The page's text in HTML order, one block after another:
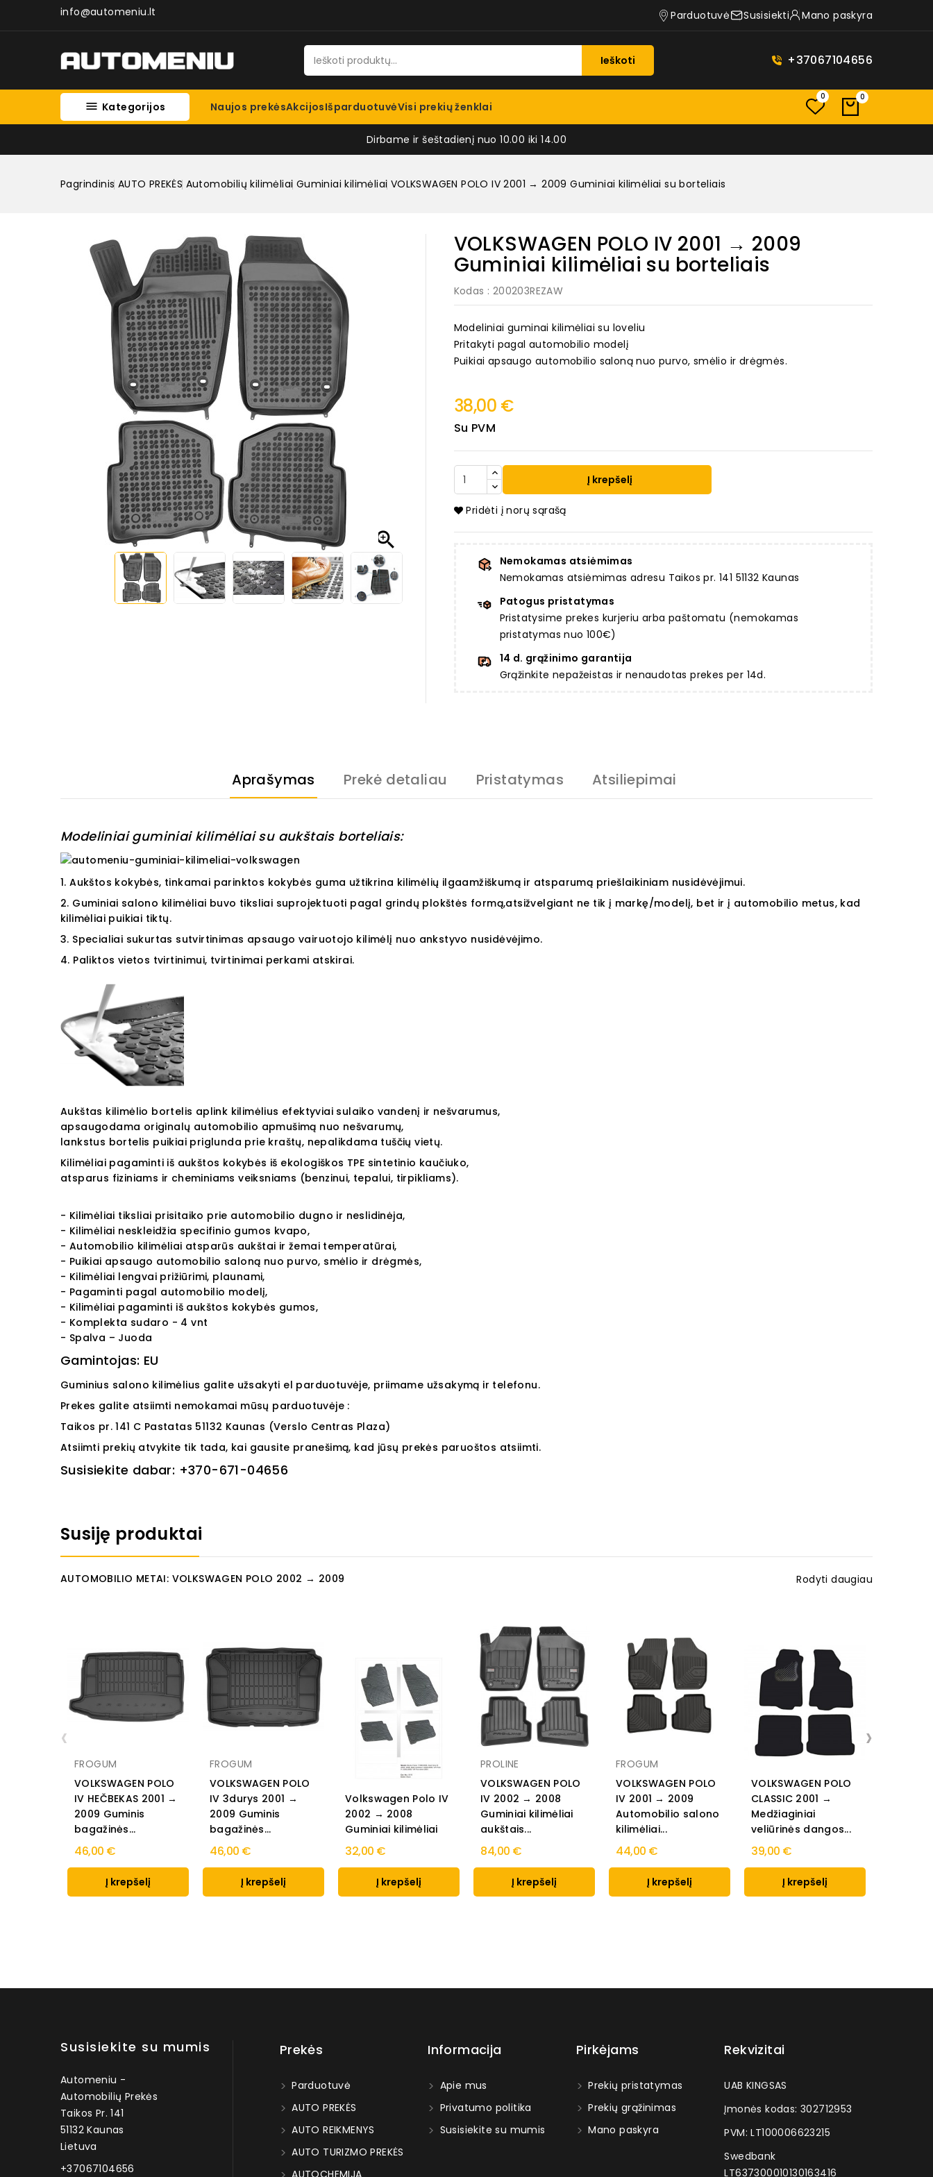
info@automeniu.lt Parduotuvė Susisiekti Mano paskyra
Ieškoti +37067104656
 Kategorijos Naujos prekėsAkcijosIšparduotuvėVisi prekių ženklai
0 0
Dirbame ir šeštadienį nuo 10.00 iki 14.00
Pagrindinis AUTO PREKĖS Automobilių kilimėliai Guminiai kilimėliai VOLKSWAGEN POLO IV 2001 → 2009 Guminiai kilimėliai su borteliais

VOLKSWAGEN POLO IV 2001 → 2009
Guminiai kilimėliai su borteliais
Kodas : 200203REZAW
Modeliniai guminai kilimėliai su loveliu
Pritakyti pagal automobilio modelį
Puikiai apsaugo automobilio saloną nuo purvo, smėlio ir drėgmės.
38,00 €
Su PVM
Į krepšelį
Pridėti į norų sąrašą
Nemokamas atsiėmimas
Nemokamas atsiėmimas adresu Taikos pr. 141 51132 Kaunas
Patogus pristatymas
Pristatysime prekes kurjeriu arba paštomatu (nemokamas
pristatymas nuo 100€)
14 d. grąžinimo garantija
Grąžinkite nepažeistas ir nenaudotas prekes per 14d.
Aprašymas Prekė detaliau Pristatymas Atsiliepimai
Modeliniai guminiai kilimėliai su aukštais borteliais:
1. Aukštos kokybės, tinkamai parinktos kokybės guma užtikrina kilimėlių ilgaamžiškumą ir atsparumą priešlaikiniam nusidėvėjimui.
2. Guminiai salono kilimėliai buvo tiksliai suprojektuoti pagal grindų plokštės formą,atsižvelgiant ne tik į markę/modelį, bet ir į automobilio metus, kad
kilimėliai puikiai tiktų.
3. Specialiai sukurtas sutvirtinimas apsaugo vairuotojo kilimėlį nuo ankstyvo nusidėvėjimo.
4. Paliktos vietos tvirtinimui, tvirtinimai perkami atskirai.
Aukštas kilimėlio bortelis aplink kilimėlius efektyviai sulaiko vandenį ir nešvarumus,
apsaugodama originalų automobilio apmušimą nuo nešvarumų,
lankstus bortelis puikiai priglunda prie kraštų, nepalikdama tuščių vietų.
Kilimėliai pagaminti iš aukštos kokybės iš ekologiškos TPE sintetinio kaučiuko,
atsparus fiziniams ir cheminiams veiksniams (benzinui, tepalui, tirpikliams).
- Kilimėliai tiksliai prisitaiko prie automobilio dugno ir neslidinėja,
- Kilimėliai neskleidžia specifinio gumos kvapo,
- Automobilio kilimėliai atsparūs aukštai ir žemai temperatūrai,
- Puikiai apsaugo automobilio saloną nuo purvo, smėlio ir drėgmės,
- Kilimėliai lengvai prižiūrimi, plaunami,
- Pagaminti pagal automobilio modelį,
- Kilimėliai pagaminti iš aukštos kokybės gumos,
- Komplekta sudaro - 4 vnt
- Spalva – Juoda
Gamintojas: EU
Guminius salono kilimėlius galite užsakyti el parduotuvėje, priimame užsakymą ir telefonu.
Prekes galite atsiimti nemokamai mūsų parduotuvėje :
Taikos pr. 141 C Pastatas 51132 Kaunas (Verslo Centras Plaza)
Atsiimti prekių atvykite tik tada, kai gausite pranešimą, kad jūsų prekės paruoštos atsiimti.
Susisiekite dabar: +370-671-04656
Susiję produktai
AUTOMOBILIO METAI: VOLKSWAGEN POLO 2002 → 2009 Rodyti daugiau
FROGUM
VOLKSWAGEN POLO
IV HEČBEKAS 2001 →
2009 Guminis
bagažinės...
46,00 €
Į krepšelį
FROGUM
VOLKSWAGEN POLO
IV 3durys 2001 →
2009 Guminis
bagažinės...
46,00 €
Į krepšelį
Volkswagen Polo IV
2002 → 2008
Guminiai kilimėliai
32,00 €
Į krepšelį
PROLINE
VOLKSWAGEN POLO
IV 2002 → 2008
Guminiai kilimėliai
aukštais...
84,00 €
Į krepšelį
FROGUM
VOLKSWAGEN POLO
IV 2001 → 2009
Automobilio salono
kilimėliai...
44,00 €
Į krepšelį
VOLKSWAGEN POLO
CLASSIC 2001 →
Medžiaginiai
veliūrinės dangos...
39,00 €
Į krepšelį
‹ ›
Susisiekite su mumis
Automeniu -
Automobilių Prekės
Taikos Pr. 141
51132 Kaunas
Lietuva
+37067104656
Prekės
Parduotuvė
AUTO PREKĖS
AUTO REIKMENYS
AUTO TURIZMO PREKĖS
Informacija
Apie mus
Privatumo politika
Susisiekite su mumis
Pirkėjams
Prekių pristatymas
Prekių grąžinimas
Mano paskyra
Rekvizitai
UAB KINGSAS
Įmonės kodas: 302712953
PVM: LT100006623215
Swedbank
LT637300010130163416